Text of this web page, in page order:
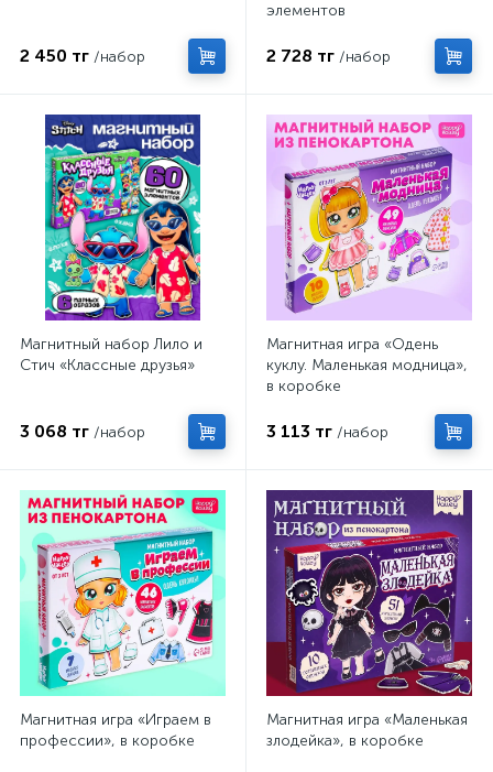
2 450 тг /набор
элементов
2 728 тг /набор
Магнитный набор Лило и
Стич «Классные друзья»
3 068 тг /набор
Магнитная игра «Одень
куклу. Маленькая модница»,
в коробке
3 113 тг /набор
Магнитная игра «Играем в
профессии», в коробке
Магнитная игра «Маленькая
злодейка», в коробке